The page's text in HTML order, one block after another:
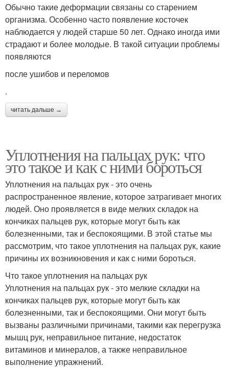
Обычно такие деформации связаны со старением
организма. Особенно часто появление косточек
наблюдается у людей старше 50 лет. Однако иногда ими
страдают и более молодые. В такой ситуации проблемы
появляются
после ушибов и переломов
.
читать дальше →
Уплотнения на пальцах рук: что
это такое и как с ними бороться
Уплотнения на пальцах рук - это очень
распространенное явление, которое затрагивает многих
людей. Оно проявляется в виде мелких складок на
кончиках пальцев рук, которые могут быть как
болезненными, так и беспокоящими. В этой статье мы
рассмотрим, что такое уплотнения на пальцах рук, какие
причины их возникновения и как с ними бороться.
Что такое уплотнения на пальцах рук
Уплотнения на пальцах рук - это мелкие складки на
кончиках пальцев рук, которые могут быть как
болезненными, так и беспокоящими. Они могут быть
вызваны различными причинами, такими как перегрузка
мышц рук, неправильное питание, недостаток
витаминов и минералов, а также неправильное
выполнение упражнений.